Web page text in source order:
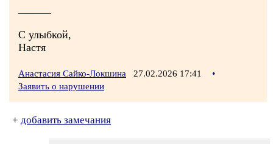
С улыбкой,
Настя
Анастасия Сайко-Локшина 27.02.2026 17:41
•
Заявить о нарушении
+ добавить замечания